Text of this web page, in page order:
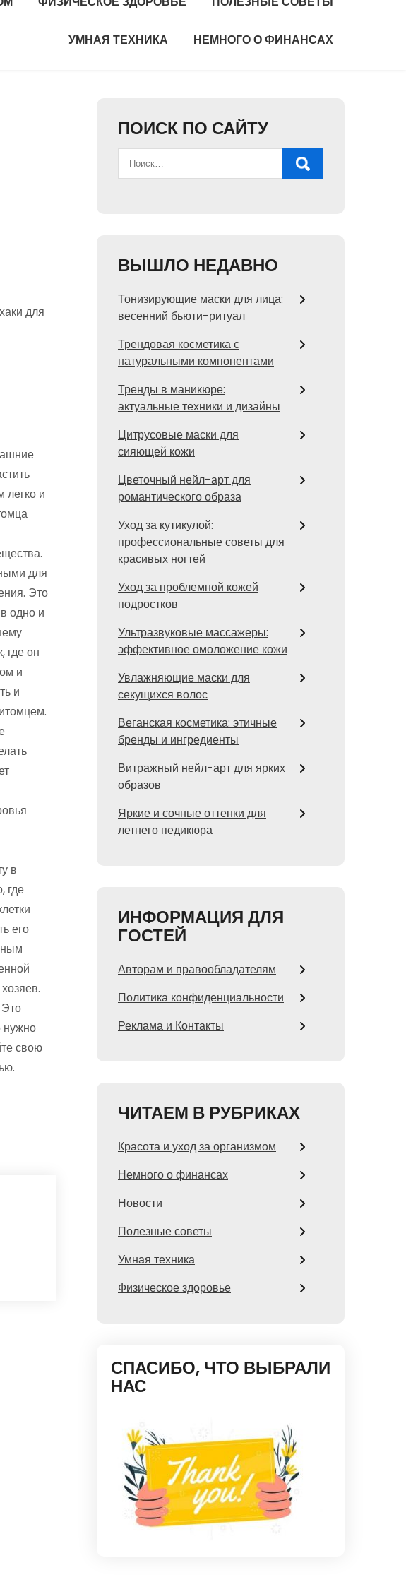
УМНАЯ ТЕХНИКА НЕМНОГО О ФИНАНСАХ
для
легко и
для
Это
одно и
где он
и
и
в
где
его
нужно
свою
ПОИСК ПО САЙТУ
ВЫШЛО НЕДАВНО
Тонизирующие маски для лица:
весенний бьюти-ритуал
Трендовая косметика с
натуральными компонентами
Тренды в маникюре:
актуальные техники и дизайны
Цитрусовые маски для
сияющей кожи
Цветочный нейл-арт для
романтического образа
Уход за кутикулой:
профессиональные советы для
красивых ногтей
Уход за проблемной кожей
подростков
Ультразвуковые массажеры:
эффективное омоложение кожи
Увлажняющие маски для
секущихся волос
Веганская косметика: этичные
бренды и ингредиенты
Витражный нейл-арт для ярких
образов
Яркие и сочные оттенки для
летнего педикюра
ИНФОРМАЦИЯ ДЛЯ
ГОСТЕЙ
Авторам и правообладателям
Политика конфиденциальности
Реклама и Контакты
ЧИТАЕМ В РУБРИКАХ
Красота и уход за организмом
Немного о финансах
Новости
Полезные советы
Умная техника
Физическое здоровье
СПАСИБО, ЧТО ВЫБРАЛИ
НАС